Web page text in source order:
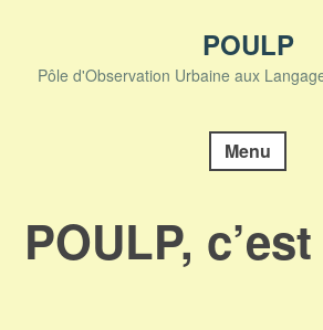
content
POULP
Pôle d'Observation Urbaine aux
Menu
POULP,